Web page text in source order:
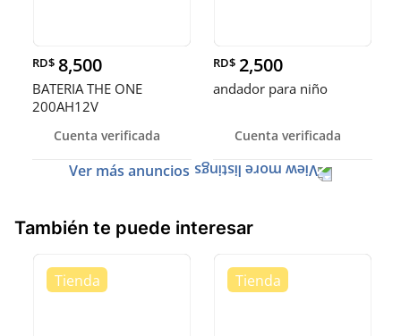
RD$ 8,500
BATERIA THE ONE
200AH12V
Cuenta verificada
RD$ 2,500
andador para niño
Cuenta verificada
Ver más anuncios
También te puede interesar